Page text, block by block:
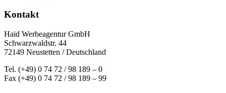
Kontakt
Haid Werbeagentur GmbH
Schwarzwaldstr. 44
72149 Neustetten / Deutschland
Tel. (+49) 0 74 72 / 98 189 – 0
Fax (+49) 0 74 72 / 98 189 – 99